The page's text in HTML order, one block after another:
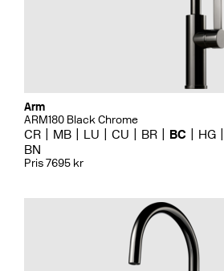
Arm
ARM180 Black Chrome
CR MB LU CU BR BC HG
BN
Pris 7695 kr